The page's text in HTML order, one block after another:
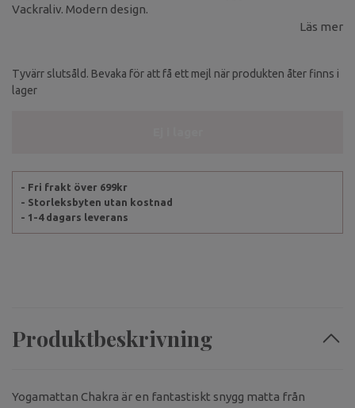
Vackraliv. Modern design.
Läs mer
Tyvärr slutsåld. Bevaka för att få ett mejl när produkten åter finns i
lager
- Fri frakt över 699kr
- Storleksbyten utan kostnad
- 1-4 dagars leverans
Produktbeskrivning
Yogamattan Chakra är en fantastiskt snygg matta från